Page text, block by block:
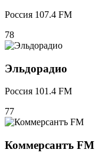
Россия 107.4 FM
78
Эльдорадио
Россия 101.4 FM
77
Коммерсантъ FM